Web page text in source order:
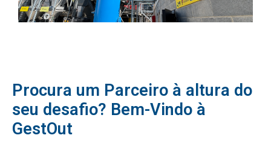
Procura um Parceiro à altura do
seu desafio? Bem-Vindo à
GestOut